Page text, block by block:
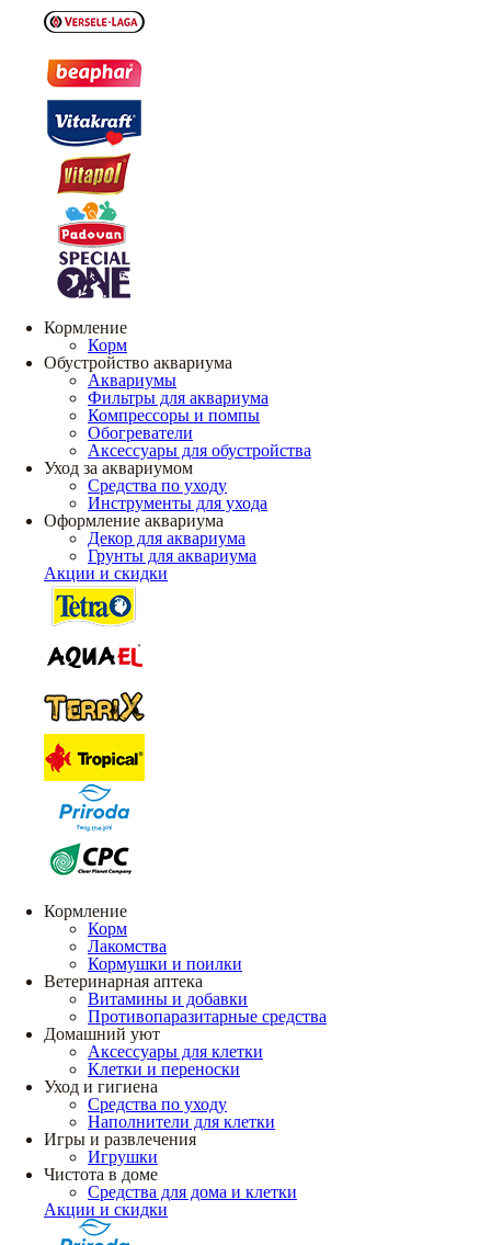
Кормление
Корм
Обустройство аквариума
Аквариумы
Фильтры для аквариума
Компрессоры и помпы
Обогреватели
Аксессуары для обустройства
Уход за аквариумом
Средства по уходу
Инструменты для ухода
Оформление аквариума
Декор для аквариума
Грунты для аквариума
Акции и скидки
Кормление
Корм
Лакомства
Кормушки и поилки
Ветеринарная аптека
Витамины и добавки
Противопаразитарные средства
Домашний уют
Аксессуары для клетки
Клетки и переноски
Уход и гигиена
Средства по уходу
Наполнители для клетки
Игры и развлечения
Игрушки
Чистота в доме
Средства для дома и клетки
Акции и скидки